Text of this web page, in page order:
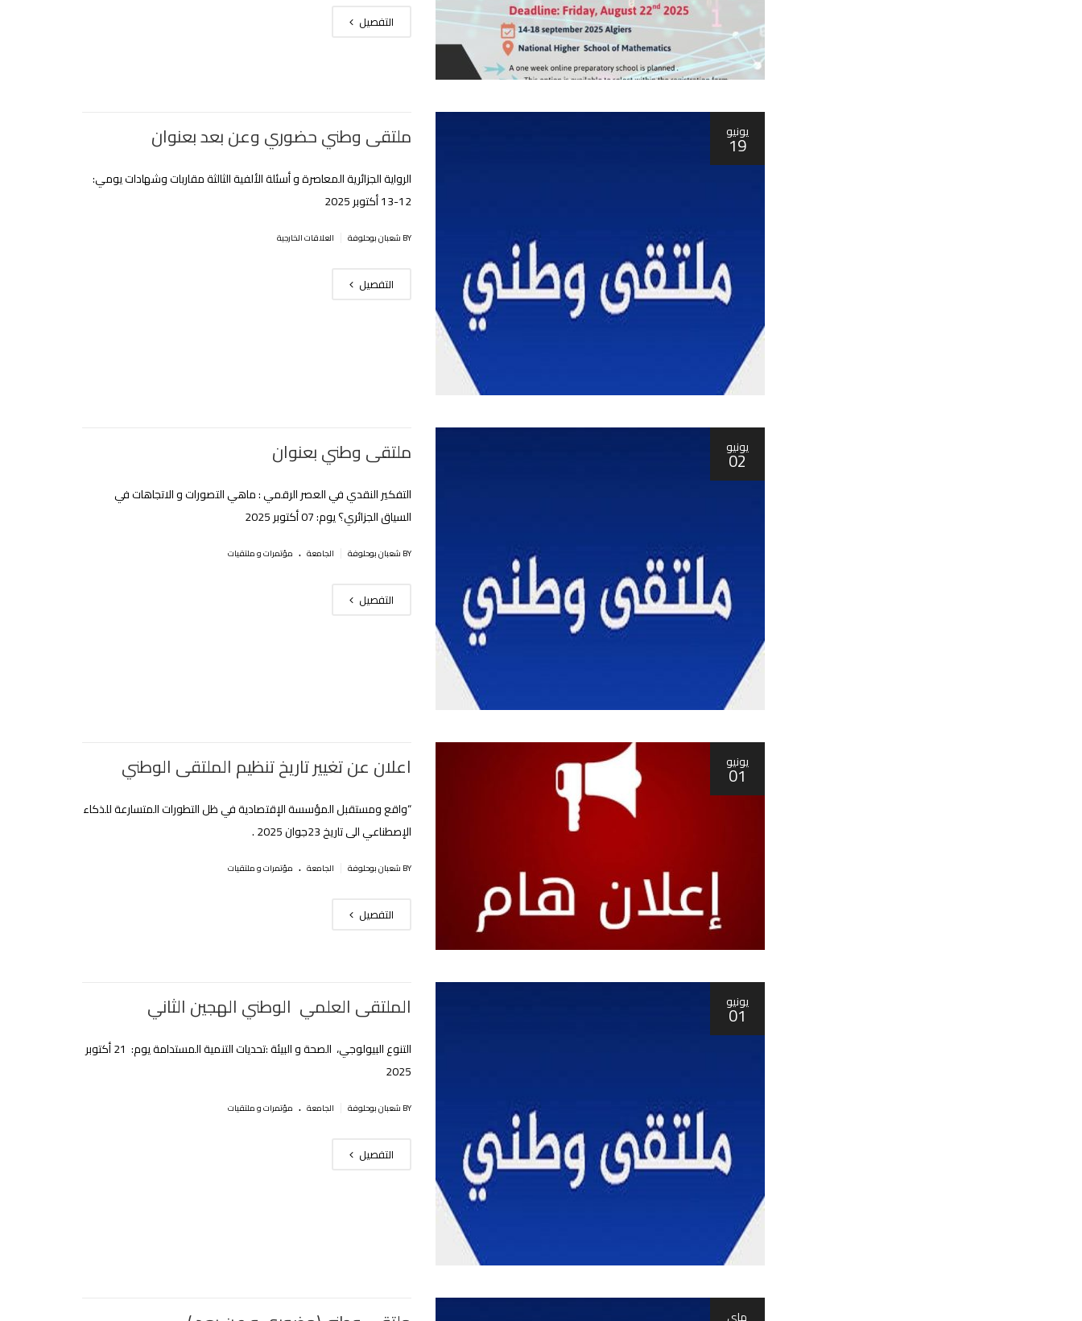
التفصيل
يونيو
19 ملتقى وطني حضوري وعن بعد بعنوان
الرواية الجزائرية المعاصرة و أسئلة الألفية الثالثة مقاربات وشهادات يومي:
12-13 أكتوبر 2025
BY شعبان بوحلوفة العلاقات الخارجية
التفصيل
يونيو
02 ملتقى وطني بعنوان
التفكير النقدي في العصر الرقمي : ماهي التصورات و الاتجاهات في
السياق الجزائري؟ يوم: 07 أكتوبر 2025
BY شعبان بوحلوفة الجامعة . مؤتمرات و ملتقيات
التفصيل
يونيو
01 اعلان عن تغيير تاريخ تنظيم الملتقى الوطني
“واقع ومستقبل المؤسسة الإقتصادية في ظل التطورات المتسارعة للذكاء
الإصطناعي الى تاريخ 23جوان 2025 .
BY شعبان بوحلوفة الجامعة . مؤتمرات و ملتقيات
التفصيل
يونيو
01 الملتقى العلمي الوطني الهجين الثاني
التنوع البيولوجي، الصحة و البيئة :تحديات التنمية المستدامة يوم: 21 أكتوبر
2025
BY شعبان بوحلوفة الجامعة . مؤتمرات و ملتقيات
التفصيل
ماي